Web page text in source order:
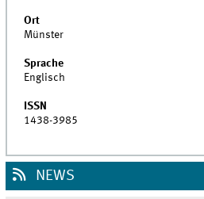
Ort
Münster
Sprache
Englisch
ISSN
1438-3985
NEWS